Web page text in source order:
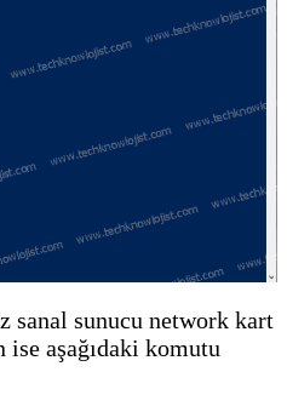
sanal sunucu network kart
aşağıdaki komutu